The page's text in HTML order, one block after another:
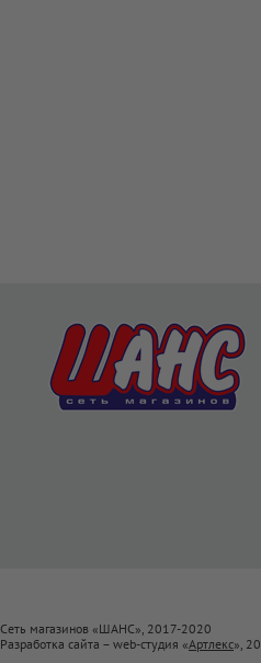
Сеть магазинов «ШАНС», 2017-2020
Разработка сайта – web-студия «Артлекс»,